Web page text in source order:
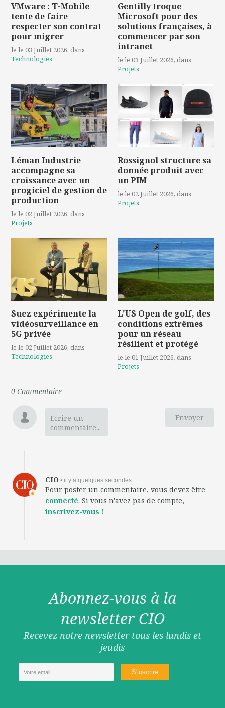
VMware : T-Mobile
tente de faire
respecter son contrat
pour migrer
le le 03 Juillet 2026, dans
Technologies
Gentilly troque
Microsoft pour des
solutions françaises, à
commencer par son
intranet
le le 03 Juillet 2026, dans
Projets
Léman Industrie
accompagne sa
croissance avec un
progiciel de gestion de
production
le le 02 Juillet 2026, dans
Projets
Rossignol structure sa
donnée produit avec
un PIM
le le 02 Juillet 2026, dans
Projets
Suez expérimente la
vidéosurveillance en
5G privée
le le 02 Juillet 2026, dans
Technologies
L'US Open de golf, des
conditions extrêmes
pour un réseau
résilient et protégé
le le 01 Juillet 2026, dans
Projets
0 Commentaire
Envoyer
Ecrire un
commentaire...
CIO • il y a quelques secondes
Pour poster un commentaire, vous devez être
connecté. Si vous n'avez pas de compte,
inscrivez-vous !
Abonnez-vous à la
newsletter CIO
Recevez notre newsletter tous les lundis et
jeudis